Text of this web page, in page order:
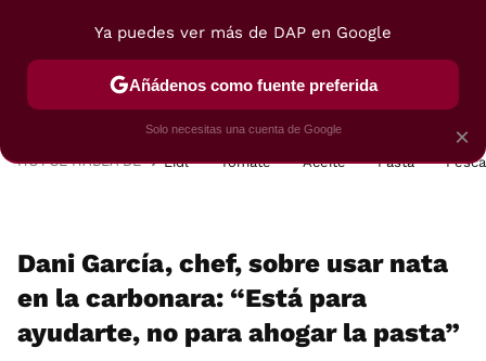
POSTRES VIAJES SELECCIÓN VEGUI
HOY SE HABLA DE Lidl Tomate Aceite Pasta
Dani García, chef, sobre usar nata
en la carbonara: “Está para
ayudarte, no para ahogar la pasta”
×
Ya puedes ver más de DAP en Google
Añádenos como fuente preferida
Solo necesitas una cuenta de Google